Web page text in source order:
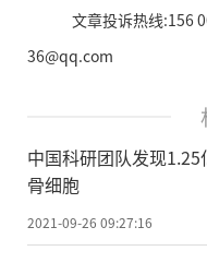
文章投诉热线:156
36@qq.com
中国科研团队发现
骨细胞
2021-09-26 09:27:16